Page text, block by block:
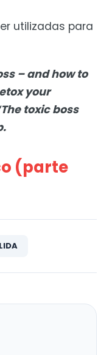
utilizadas para
– and how to
your
toxic boss
(parte